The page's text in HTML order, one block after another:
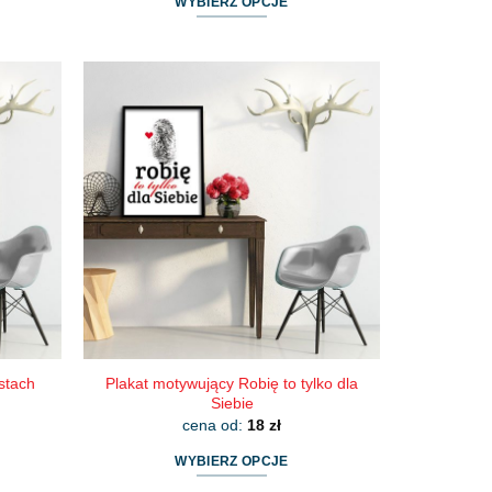
wiele
wariantów.
można
wybrać
stronie
produktu
Plakat motywujący Robię to tylko dla
Siebie
cena od: 18 zł
WYBIERZ OPCJE